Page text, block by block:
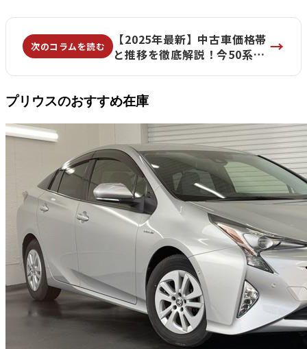
次のコラムを読む
【2025年最新】中古車価格帯
と推移を徹底解説！今50系を →
プリウスのおすすめ在庫